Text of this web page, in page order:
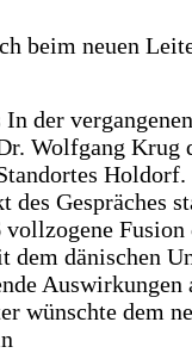
der
Wolfgang Krug
Holdorf.
Gespräches
vollzogene
dänischen
Auswirkungen
wünschte dem